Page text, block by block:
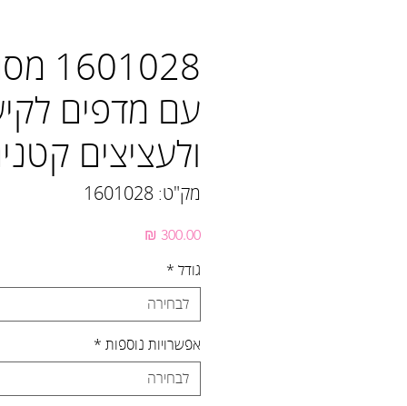
עם מדפים
ולעציצים
מק"ט: 1601028
גודל *
לבחירה
אפשרויות נוספות *
לבחירה